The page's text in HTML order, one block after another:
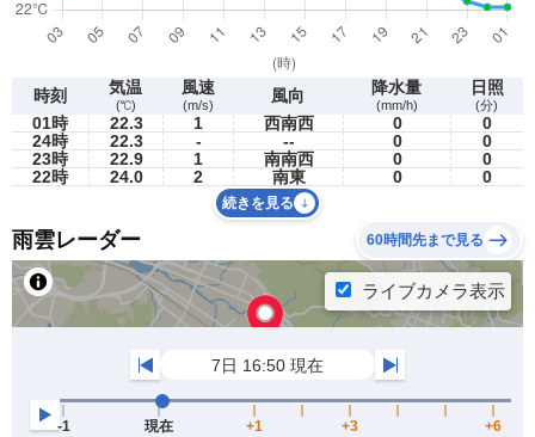
時刻 気温
(℃)
風速
(m/s) 風向 降水量
(mm/h)
日照
(分)
01時 22.3 1 西南西 0
0
24時
22.3 - -- 0
0
23時
22.9 1 南南西 0
0
22時
24.0 2 南東 0 0
続きを見る
雨雲レーダー 60時間先まで見る